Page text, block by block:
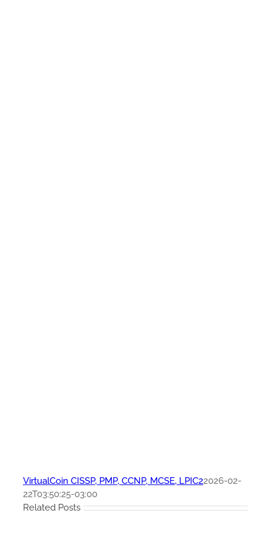
VirtualCoin CISSP, PMP, CCNP, MCSE, LPIC22026-02-
22T03:50:25-03:00
Related Posts